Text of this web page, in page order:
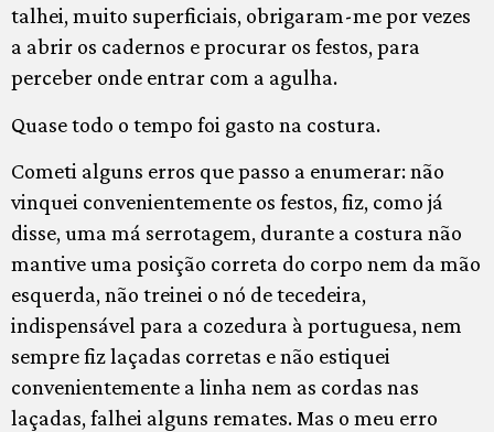
talhei, muito superficiais, obrigaram-me por vezes
a abrir os cadernos e procurar os festos, para
perceber onde entrar com a agulha.
Quase todo o tempo foi gasto na costura.
Cometi alguns erros que passo a enumerar: não
vinquei convenientemente os festos, fiz, como já
disse, uma má serrotagem, durante a costura não
mantive uma posição correta do corpo nem da mão
esquerda, não treinei o nó de tecedeira,
indispensável para a cozedura à portuguesa, nem
sempre fiz laçadas corretas e não estiquei
convenientemente a linha nem as cordas nas
laçadas, falhei alguns remates. Mas o meu erro